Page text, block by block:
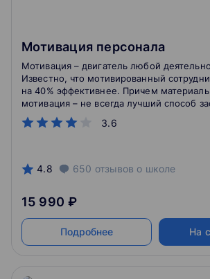
Мотивация персонала
3.6
Мотивация – двигатель любой
Известно, что мотивированный
на 40% эффективнее. Причем
мотивация – не всегда лучший способ
сотрудника работать хорошо. Как
мотивацию у персонала, которая
познакомитесь с уже проверенными
инструментами мотивации и создадите
4.8 650 отзывов о школе
15 990 ₽
Подробнее На